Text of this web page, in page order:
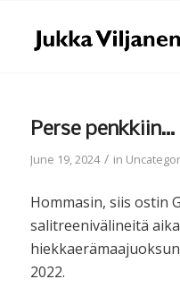
Perse penkkiin…
June 19, 2024 / in
Hommasin, siis ostin
salitreenivälineitä
2022.